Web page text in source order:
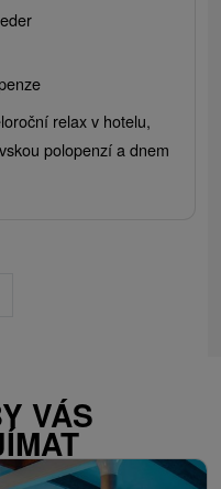
relax v hotelu,
polopenzí a dnem
VÁS